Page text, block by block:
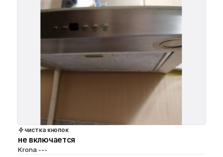
чистка кнопок
не включается
Krona ---